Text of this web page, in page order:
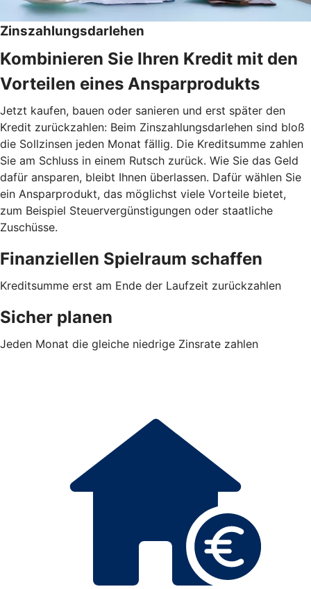
Zinszahlungsdarlehen
Kombinieren Sie Ihren Kredit mit den
Vorteilen eines Ansparprodukts
Jetzt kaufen, bauen oder sanieren und erst später den
Kredit zurückzahlen: Beim Zinszahlungsdarlehen sind bloß
die Sollzinsen jeden Monat fällig. Die Kreditsumme zahlen
Sie am Schluss in einem Rutsch zurück. Wie Sie das Geld
dafür ansparen, bleibt Ihnen überlassen. Dafür wählen Sie
ein Ansparprodukt, das möglichst viele Vorteile bietet,
zum Beispiel Steuervergünstigungen oder staatliche
Zuschüsse.
Finanziellen Spielraum schaffen
Kreditsumme erst am Ende der Laufzeit zurückzahlen
Sicher planen
Jeden Monat die gleiche niedrige Zinsrate zahlen